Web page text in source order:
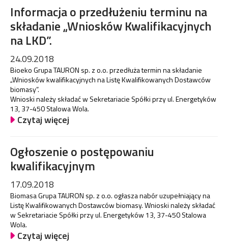
Informacja o przedłużeniu terminu na
składanie „Wniosków Kwalifikacyjnych
na LKD”.
24.09.2018
Bioeko Grupa TAURON sp. z o.o. przedłuża termin na składanie
„Wniosków kwalifikacyjnych na Listę Kwalifikowanych Dostawców
biomasy”.
Wnioski należy składać w Sekretariacie Spółki przy ul. Energetyków
13, 37-450 Stalowa Wola.
Czytaj więcej
Ogłoszenie o postępowaniu
kwalifikacyjnym
17.09.2018
Biomasa Grupa TAURON sp. z o.o. ogłasza nabór uzupełniający na
Listę Kwalifikowanych Dostawców biomasy. Wnioski należy składać
w Sekretariacie Spółki przy ul. Energetyków 13, 37-450 Stalowa
Wola.
Czytaj więcej